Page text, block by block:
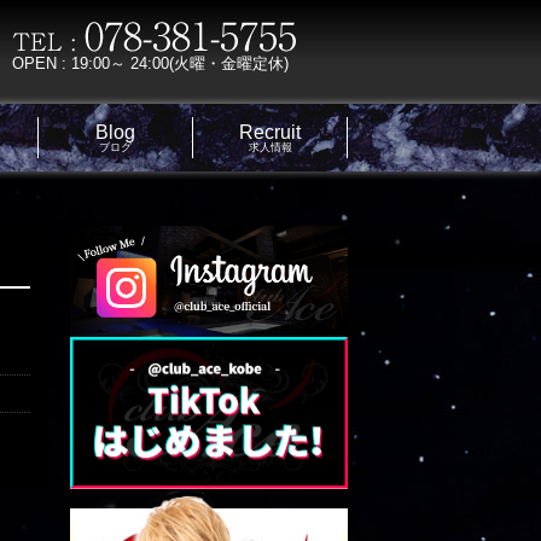
OPEN : 19:00～ 24:00(火曜・金曜定休)
Blog
ブログ
Recruit
求人情報